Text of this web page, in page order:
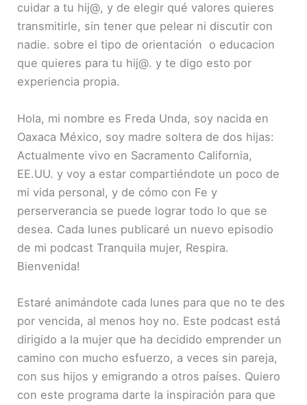
cuidar a tu hij@, y de elegir qué valores quieres
transmitirle, sin tener que pelear ni discutir con
nadie. sobre el tipo de orientación o educacion
que quieres para tu hij@. y te digo esto por
experiencia propia.
Hola, mi nombre es Freda Unda, soy nacida en
Oaxaca México, soy madre soltera de dos hijas:
Actualmente vivo en Sacramento California,
EE.UU. y voy a estar compartiéndote un poco de
mi vida personal, y de cómo con Fe y
perserverancia se puede lograr todo lo que se
desea. Cada lunes publicaré un nuevo episodio
de mi podcast Tranquila mujer, Respira.
Bienvenida!
Estaré animándote cada lunes para que no te des
por vencida, al menos hoy no. Este podcast está
dirigido a la mujer que ha decidido emprender un
camino con mucho esfuerzo, a veces sin pareja,
con sus hijos y emigrando a otros países. Quiero
con este programa darte la inspiración para que